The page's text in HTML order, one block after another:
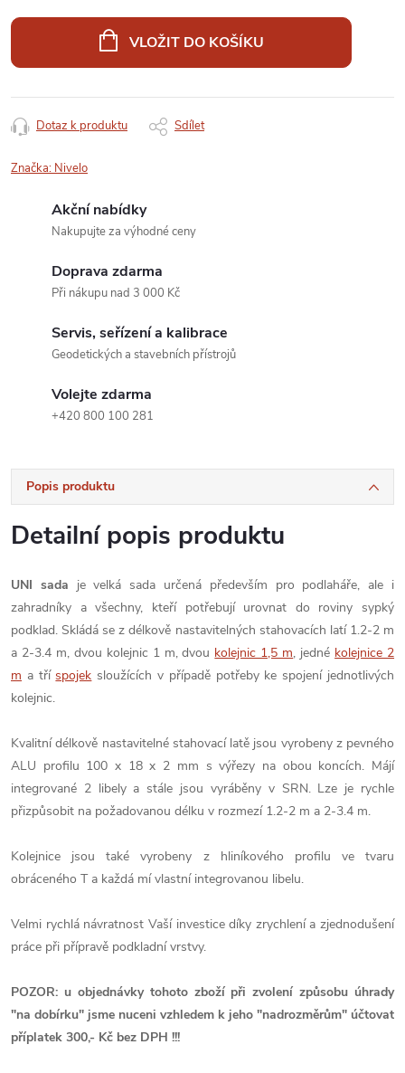
VLOŽIT DO KOŠÍKU
Dotaz k produktu Sdílet
Značka: Nivelo
Akční nabídky
Nakupujte za výhodné ceny
Doprava zdarma
Při nákupu nad 3 000 Kč
Servis, seřízení a kalibrace
Geodetických a stavebních přístrojů
Volejte zdarma
+420 800 100 281
Popis produktu
Detailní popis produktu
UNI sada je velká sada určená především pro podlaháře, ale i
zahradníky a všechny, kteří potřebují urovnat do roviny sypký
podklad. Skládá se z délkově nastavitelných stahovacích latí 1.2-2 m
a 2-3.4 m, dvou kolejnic 1 m, dvou kolejnic 1,5 m, jedné kolejnice 2
m a tříspojek sloužících v případě potřeby ke spojení jednotlivých
kolejnic.
Kvalitní délkově nastavitelné stahovací latě jsou vyrobeny z pevného
ALU profilu 100 x 18 x 2 mm s výřezy na obou koncích. Májí
integrované 2 libely a stále jsou vyráběny v SRN. Lze je rychle
přizpůsobit na požadovanou délku v rozmezí 1.2-2 m a 2-3.4 m.
Kolejnice jsou také vyrobeny z hliníkového profilu ve tvaru
obráceného T a každá mí vlastní integrovanou libelu.
Velmi rychlá návratnost Vaší investice díky zrychlení a zjednodušení
práce při přípravě podkladní vrstvy.
POZOR: u objednávky tohoto zboží při zvolení způsobu úhrady
"na dobírku" jsme nuceni vzhledem k jeho "nadrozměrům" účtovat
příplatek 300,- Kč bez DPH !!!